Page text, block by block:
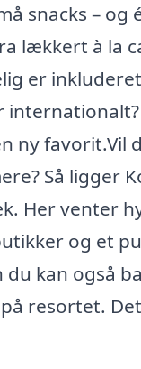
snacks – og
lækkert à la
er
ny favorit.Vil
Så ligger
Her venter
og et
du kan også
resortet.